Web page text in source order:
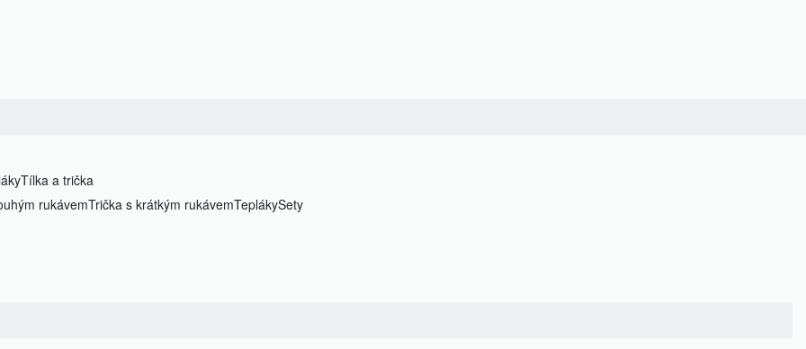
Tílka a trička
rukávemTrička s krátkým rukávemTeplákySety